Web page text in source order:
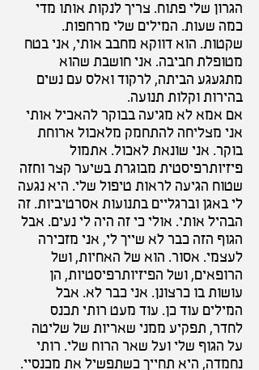
הגרון שלי פתוח. צריך לנקות אותו מדי
כמה שעות. המילים שלי מרחפות.
שקטות. הוא דווקא מחבב אותי, אני בטח
מטופלת חביבה. אני חושבת שהוא
מתגעגע הביתה, לרקוד ואלס עם נשים
בהירות וקלות תנועה.
אם אמא לא מגיעה בבוקר להאכיל אותי
אני מצליחה להתחמק מלאכול ארוחת
בוקר. אני שונאת לאכול. אתמול
פיזיותרפיסטית מבוגרת בשיער קצר וחזה
שטוח הגיעה לראות טיפול שלי. היא נגעה
לי באגן וברגליים בתנועות אסרטיביות. זה
הבהיל אותי. אולי כי זה היה לי נעים. אבל
הגוף הזה כבר לא שייך לי, אני מזכירה
לעצמי. אסור. הוא של האחיות, ושל
הרופאים, ושל הפיזיותרפיסטיות, הן
עושות בו כרצונן. אני כבר לא. אבל
המילים עוד כן. עוד מעט רותי תכנס
לחדר, תפקיע ממני שאריות של שליטה
על הגוף שלי ועל שאר הרוח שלי. רותי
נחמדה, היא תחייך כשתפשיל את מכנסיי.